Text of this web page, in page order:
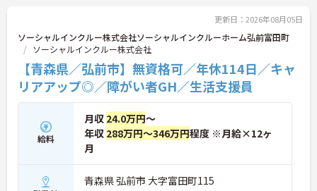
連携の体制がしっかりと整っています。働き方の面
では、夜勤明けの翌日が原則として公休となるほ
か、月平均の残業時間も5時間から7時間程度とかな
り少なめです。常勤スタッフの比率が90パーセント
を超えているため急な勤務変更が発生しにくく、あ
らかじめ決められた訪問予定表に沿って規則正しく
働けます。入職後は現場スタッフによるお一人おひ
とりに合わせた個別のOJT研修が実施されます。eラ
ーニングも導入されており、多職種と連携しながら
専門性を着実に深めていける環境が用意されていま
す。
＜個別ＯＪＴとチーム連携で着実に成長！＞
更新日：2026年08月05日
ソーシャルインクルー株式会社ソーシャルインクルーホーム弘前富田町
ソーシャルインクルー株式会社
【青森県／弘前市】無資格可／年休114日／キャ
リアアップ◎／障がい者GH／生活支援員
給料
月収 24.0万円～
年収 288万円～346万円程度 ※月給×12ヶ
月
青森県 弘前市 大字富田町115